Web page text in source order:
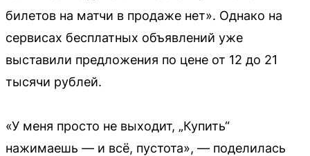
билетов на матчи в продаже нет». Однако на
сервисах бесплатных объявлений уже
выставили предложения по цене от 12 до 21
тысячи рублей.
«У меня просто не выходит, „Купить“
нажимаешь — и всё, пустота», — поделилась